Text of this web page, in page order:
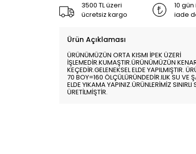
3500 TL üzeri
ücretsiz kargo
10
iade
Ürün Açıklaması
ÜRÜNÜMÜZÜN ORTA KISMI İPEK ÜZERİ
İŞLEMEDİR.KUMAŞTIR.ÜRÜNÜMÜZÜN
KEÇEDİR.GELENEKSEL ELDE YAPILMIŞTIR.
70 BOY=160 ÖLÇÜLÜRÜNDEDİR.ILIK SU VE
ELDE YIKAMA YAPINIZ.ÜRÜNLERİMİZ SINIRLI
ÜRETİLMİŞTİR.